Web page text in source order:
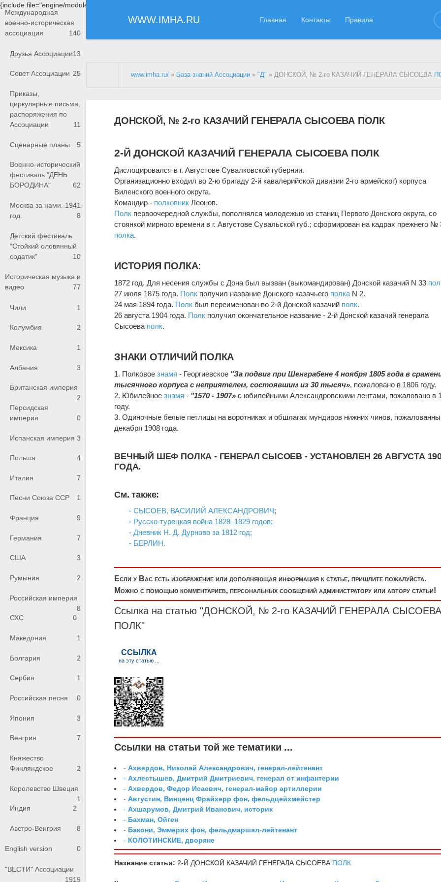
{include file="engine/modules/saperu/head.php"}
WWW.IMHA.RU Главная Контакты Правила
Международная
военно-историческая
ассоциация
140
Друзья Ассоциации13
Совет Ассоциации 25
Приказы,
циркулярные письма,
распоряжения по
Ассоциации
11
Сценарные планы 5
Военно-исторический
фестиваль "ДЕНЬ
БОРОДИНА"
62
Москва за нами. 1941
год.
8
Детский фестиваль
"Стойкий оловянный
содатик"
10
Историческая музыка и
видео
77
Чили 1
Колумбия 2
Мексика 1
Албания 3
Британская империя
2
Персидская
империя
0
Испанская империя 3
Польша 4
Италия 7
Песни Союза ССР 1
Франция 9
Германия 7
США 3
Румыния 2
Российская империя
8
СХС
0
Македония 1
Болгария 2
Сербия 1
Российская песня 0
Япония 3
Венгрия 7
Княжество
Финляндское
2
Королевство Швеция
1
Индия
2
Австро-Венгрия 8
English version 0
"ВЕСТИ" Ассоциации
1919
www.imha.ru/ » База знаний Ассоциации »"Д" » ДОНСКОЙ, № 2-го КАЗАЧИЙ ГЕНЕРАЛА СЫСОЕВА
ДОНСКОЙ, № 2-го КАЗАЧИЙ ГЕНЕРАЛА СЫСОЕВА ПОЛК
2-Й ДОНСКОЙ КАЗАЧИЙ ГЕНЕРАЛА СЫСОЕВА ПОЛК
Дислоцировался в г. Августове Сувалковской губернии.
Организационно входил во 2-ю бригаду 2-й кавалерийской дивизии 2-го армейског) корпуса
Виленского военного округа.
Командир - полковник Леонов.
Полк первоочередной службы, пополнялся молодежью из станиц Первого Донского округа, со
стоянкой мирного времени в г. Августове Сувальской губ.; сформирован на кадрах прежнего №
полка.
ИСТОРИЯ ПОЛКА:
1872 год. Для несения службы с Дона был вызван (выкомандирован) Донской казачий N 33
27 июля 1875 года. Полк получил название Донского казачьего полка N 2.
24 мая 1894 года. Полк был переименован во 2-й Донской казачий полк.
26 августа 1904 года. Полк получил окончательное название - 2-й Донской казачий генерала
Сысоева полк.
ЗНАКИ ОТЛИЧИЙ ПОЛКА
1. Полковоезнамя - Георгиевское "За подвиг при Шенграбене 4 ноября 1805 года в
тысячного корпуса с неприятелем, состоявшим из 30 тысяч», пожаловано в 1806 году.
2. Юбилейноезнамя - "1570 - 1907» с юбилейными Александровскими лентами, пожаловано в
году.
3. Одиночные белые петлицы на воротниках и обшлагах мундиров нижних чинов,
декабря 1908 года.
ВЕЧНЫЙ ШЕФ ПОЛКА - ГЕНЕРАЛ СЫСОЕВ - УСТАНОВЛЕН 26 АВГУСТА
ГОДА.
См. также:
- СЫСОЕВ, ВАСИЛИЙ АЛЕКСАНДРОВИЧ;
- Русско-турецкая война 1828–1829 годов;
- Дневник Н. Д. Дурново за 1812 год;
- БЕРЛИН.
Если у Вас есть изображение или дополняющая информация к статье, пришлите пожалуйста.
Можно с помощью комментариев, персональных сообщений администратору или автору статьи!
Ссылка на статью "ДОНСКОЙ, № 2-го КАЗАЧИЙ ГЕНЕРАЛА
ПОЛК"
Ссылки на статьи той же тематики ...
-Ахвердов, Николай Александрович, генерал-лейтенант
-Ахлестышев, Дмитрий Дмитриевич, генерал от инфантерии
-Ахвердов, Федор Исаевич, генерал-майор артиллерии
-Августин, Винценц Фрайхерр фон, фельдцейхмейстер
-Ахшарумов, Дмитрий Иванович, историк
- Бахман, Ойген
- Бакони, Эммерих фон, фельдмаршал-лейтенант
- КОЛОТИНСКИЕ, дворяне
Название статьи: 2-Й ДОНСКОЙ КАЗАЧИЙ ГЕНЕРАЛА СЫСОЕВА ПОЛК